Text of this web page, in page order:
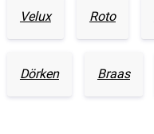
Velux Roto
Dörken Braas